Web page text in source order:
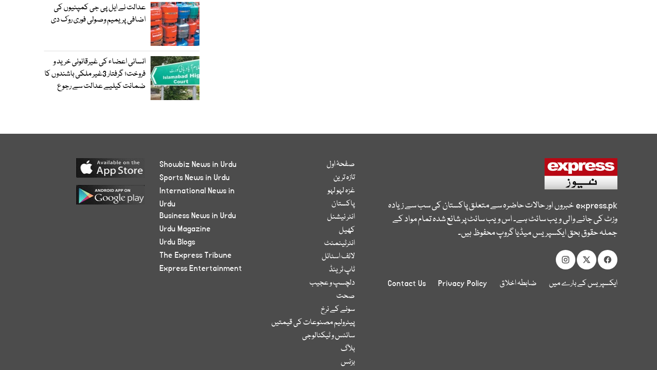
عدالت نے ایل پی جی کمپنیوں کی
اضافی پریمیم وصولی فوری روک دی
انسانی اعضاء کی غیرقانونی خرید و
فروخت؛ گرفتار 3غیر ملکی باشندوں کا
ضمانت کیلیے عدالت سے رجوع
express.pkخبروں اور حالات حاضرہ سے متعلق پاکستان کی سب سے زیادہ
وزٹ کی جانے والی ویب سائٹ ہے۔ اس ویب سائٹ پر شائع شدہ تمام مواد کے
جملہ حقوق بحق ایکسپریس میڈیا گروپ محفوظ ہیں۔
ایکسپریس کے بارے میں ضابطہ اخلاق Privacy Policy
Contact Us
صفحۂ اول
تازہ ترین
غزہ لہو لہو
پاکستان
انٹر نیشنل
کھیل
انٹرٹینمنٹ
لائف اسٹائل
ٹاپ ٹرینڈ
دلچسپ و عجیب
صحت
سونے کے نرخ
پیٹرولیم مصنوعات کی قیمتیں
سائنس و ٹیکنالوجی
بلاگ
بزنس
Showbiz News in Urdu
Sports News in Urdu
International News in
Urdu
Business News in Urdu
Urdu Magazine
Urdu Blogs
The Express Tribune
Express Entertainment